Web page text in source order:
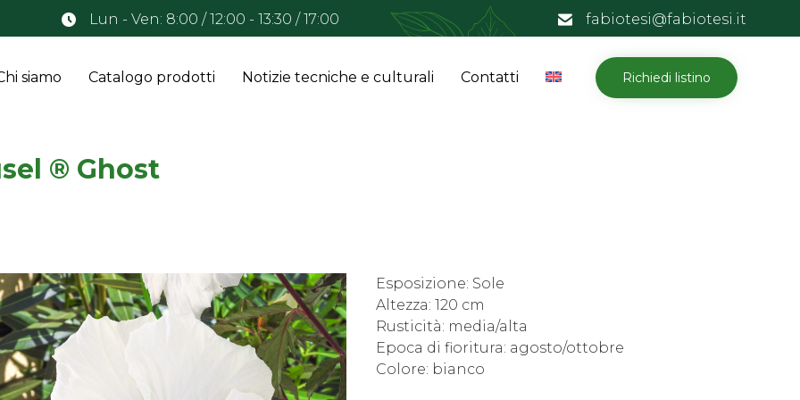
Lun - Ven: 8:00 / 12:00 - 13:30 / 17:00 fabiotesi@fabiotesi.it
Skip
to
siamo Catalogo prodotti Notizie tecniche e culturali Contatti Richiedi listino
® Ghost
Esposizione: Sole
Altezza: 120 cm
Rusticità: media/alta
Epoca di fioritura: agosto/ottobre
Colore: bianco